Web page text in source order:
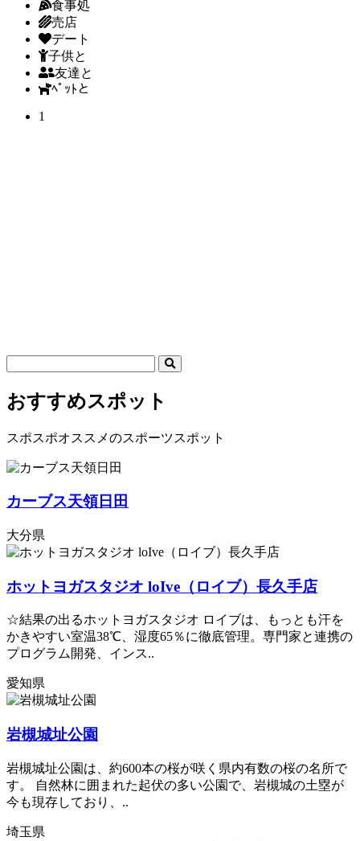
食事処
売店
デート
子供と
友達と
ﾍﾟｯﾄと
1
おすすめスポット
スポスポオススメのスポーツスポット
カーブス天領日田
大分県
ホットヨガスタジオ loIve（ロイブ）長久手店
☆結果の出るホットヨガスタジオ ロイブは、もっとも汗を
かきやすい室温38℃、湿度65％に徹底管理。専門家と連携の
プログラム開発、インス..
愛知県
岩槻城址公園
岩槻城址公園は、約600本の桜が咲く県内有数の桜の名所で
す。 自然林に囲まれた起伏の多い公園で、岩槻城の土塁が
今も現存しており、..
埼玉県